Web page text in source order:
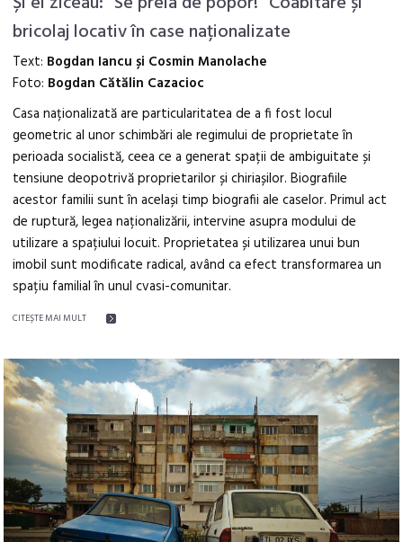
bricolaj locativ în case naționalizate
Text: Bogdan Iancu și Cosmin Manolache
Foto: Bogdan Cătălin Cazacioc
Casa naționalizată are particularitatea de a fi fost locul
geometric al unor schimbări ale regimului de proprietate în
perioada socialistă, ceea ce a generat spații de ambiguitate și
tensiune deopotrivă proprietarilor și chiriașilor. Biografiile
acestor familii sunt în același timp biografii ale caselor. Primul act
de ruptură, legea naționalizării, intervine asupra modului de
utilizare a spațiului locuit. Proprietatea și utilizarea unui bun
imobil sunt modificate radical, având ca efect transformarea un
spațiu familial în unul cvasi-comunitar.
CITEŞTE MAI MULT